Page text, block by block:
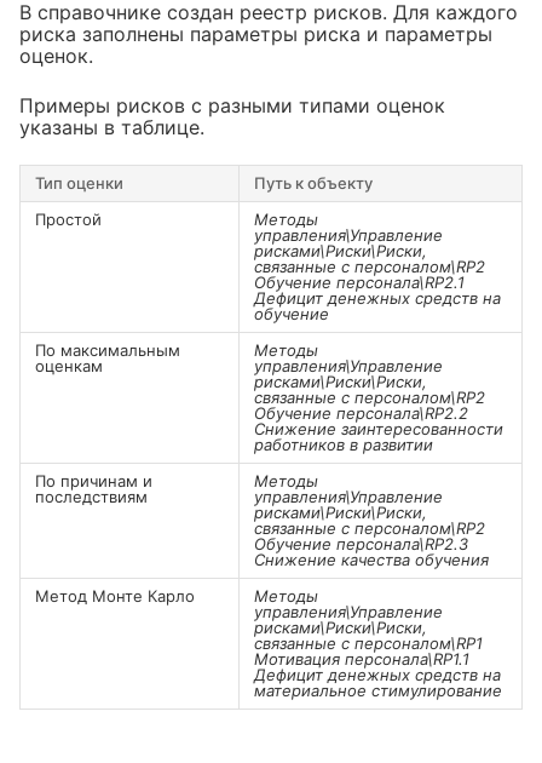
В справочнике создан реестр рисков. Для каждого
риска заполнены параметры риска и параметры
оценок.
Примеры рисков с разными типами оценок
указаны в таблице.
Тип оценки
Путь к объекту
Простой
Методы
управления\Управление
рисками\Риски\Риски,
связанные с персоналом\RP2
Обучение персонала\RP2.1
Дефицит денежных средств на
обучение
По максимальным
оценкам
Методы
управления\Управление
рисками\Риски\Риски,
связанные с персоналом\RP2
Обучение персонала\RP2.2
Снижение заинтересованности
работников в развитии
По причинам и
последствиям
Методы
управления\Управление
рисками\Риски\Риски,
связанные с персоналом\RP2
Обучение персонала\RP2.3
Снижение качества обучения
Метод Монте Карло
Методы
управления\Управление
рисками\Риски\Риски,
связанные с персоналом\RP1
Мотивация персонала\RP1.1
Дефицит денежных средств на
материальное стимулирование